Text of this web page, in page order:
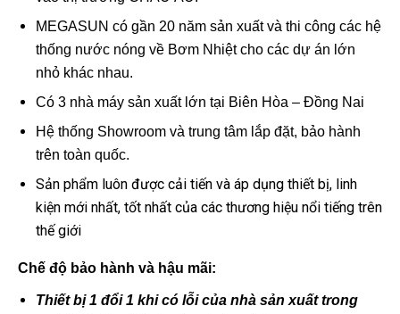
MEGASUN có gần 20 năm sản xuất và thi công các hệ
thống nước nóng về Bơm Nhiệt cho các dự án lớn
nhỏ khác nhau.
Có 3 nhà máy sản xuất lớn tại Biên Hòa – Đồng Nai
Hệ thống Showroom và trung tâm lắp đặt, bảo hành
trên toàn quốc.
Sản phẩm luôn được cải tiến và áp dụng thiết bị, linh
kiện mới nhất, tốt nhất của các thương hiệu nổi tiếng trên
thế giới
Chế độ bảo hành và hậu mãi:
Thiết bị 1 đổi 1 khi có lỗi của nhà sản xuất trong